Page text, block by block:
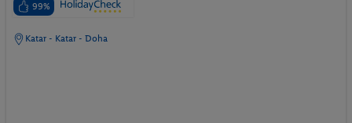
99%
Katar - Katar - Doha